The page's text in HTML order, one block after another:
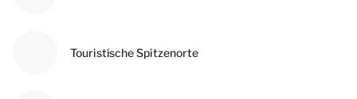
Touristische Spitzenorte